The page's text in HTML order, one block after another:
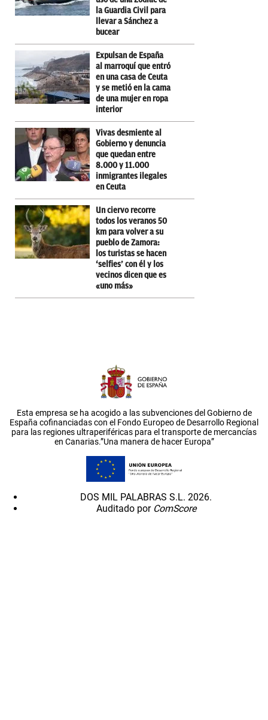
la Guardia Civil para
llevar a Sánchez a
bucear
Expulsan de España
al marroquí que entró
en una casa de Ceuta
y se metió en la cama
de una mujer en ropa
interior
Vivas desmiente al
Gobierno y denuncia
que quedan entre
8.000 y 11.000
inmigrantes ilegales
en Ceuta
Un ciervo recorre
todos los veranos 50
km para volver a su
pueblo de Zamora:
los turistas se hacen
‘selfies’ con él y los
vecinos dicen que es
«uno más»
Esta empresa se ha acogido a las subvenciones del Gobierno de
España cofinanciadas con el Fondo Europeo de Desarrollo Regional
para las regiones ultraperiféricas para el transporte de mercancías
en Canarias.”Una manera de hacer Europa”
DOS MIL PALABRAS S.L. 2026.
Auditado por ComScore